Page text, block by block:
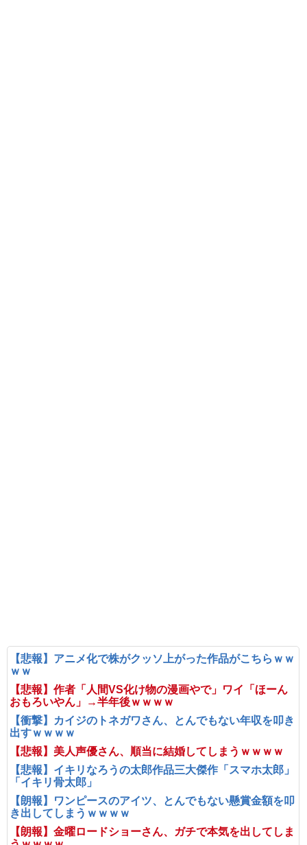
【悲報】アニメ化で株がクッソ上がった作品がこちらｗｗ
ｗｗ
【悲報】作者「人間VS化け物の漫画やで」ワイ「ほーん
おもろいやん」→半年後ｗｗｗｗ
【衝撃】カイジのトネガワさん、とんでもない年収を叩き
出すｗｗｗｗ
【悲報】美人声優さん、順当に結婚してしまうｗｗｗｗ
【悲報】イキリなろうの太郎作品三大傑作「スマホ太郎」
「イキリ骨太郎」
【朗報】ワンピースのアイツ、とんでもない懸賞金額を叩
き出してしまうｗｗｗｗ
【朗報】金曜ロードショーさん、ガチで本気を出してしま